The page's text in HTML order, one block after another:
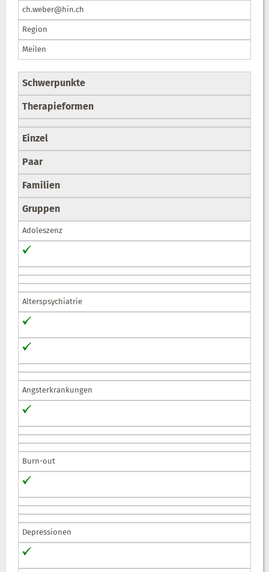
ch.weber@hin.ch
Region
Meilen
Schwerpunkte
Therapieformen
Einzel
Paar
Familien
Gruppen
Adoleszenz
Alterspsychiatrie
Angsterkrankungen
Burn-out
Depressionen